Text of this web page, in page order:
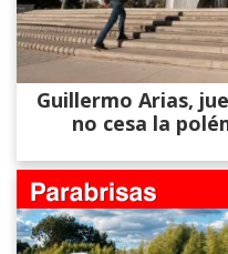
Guillermo Arias,
no cesa la